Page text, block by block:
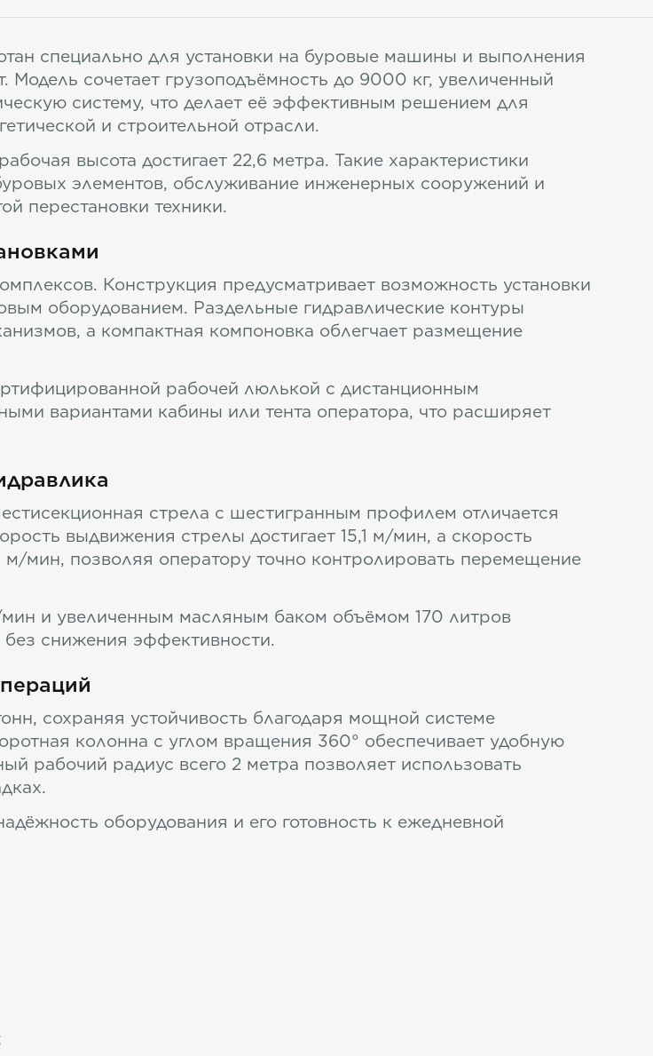
специально для установки на буровые машины и выполнения
сочетает грузоподъёмность до 9000 кг, увеличенный
систему, что делает её эффективным решением для
и строительной отрасли.
высота достигает 22,6 метра. Такие характеристики
элементов, обслуживание инженерных сооружений и
перестановки техники.
Конструкция предусматривает возможность установки
оборудованием. Раздельные гидравлические контуры
а компактная компоновка облегчает размещение
рабочей люлькой с дистанционным
вариантами кабины или тента оператора, что расширяет
стрела с шестигранным профилем отличается
выдвижения стрелы достигает 15,1 м/мин, а скорость
мин, позволяя оператору точно контролировать перемещение
и увеличенным масляным баком объёмом 170 литров
снижения эффективности.
сохраняя устойчивость благодаря мощной системе
колонна с углом вращения 360° обеспечивает удобную
рабочий радиус всего 2 метра позволяет использовать
оборудования и его готовность к ежедневной